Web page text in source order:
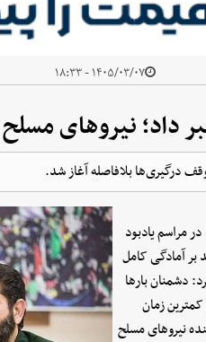
۱۴۰۵/۰۳/۰۷ - ۱۸:۳۳
داد؛ نیروهای
درگیری‌ها بلافاصله آغاز شد.
مراسم یادبود
بر آمادگی کامل
دشمنان بارها
زمان
نیروهای مسلح